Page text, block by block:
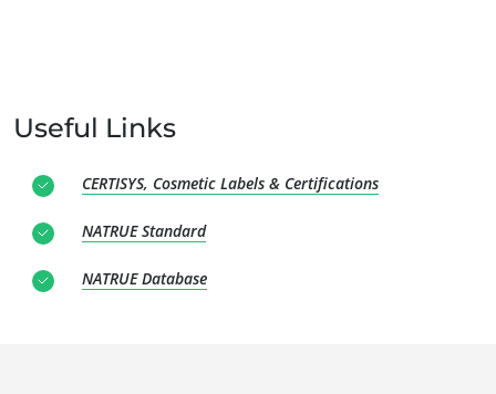
Useful Links
CERTISYS, Cosmetic Labels & Certifications
NATRUE Standard
NATRUE Database